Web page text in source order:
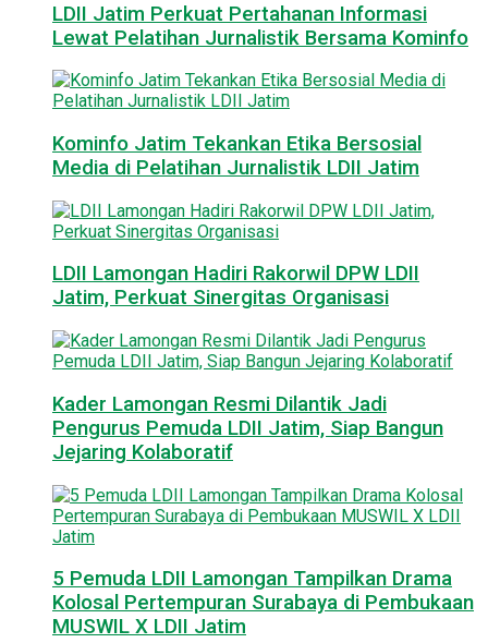
LDII Jatim Perkuat Pertahanan Informasi
Lewat Pelatihan Jurnalistik Bersama Kominfo
Kominfo Jatim Tekankan Etika Bersosial
Media di Pelatihan Jurnalistik LDII Jatim
LDII Lamongan Hadiri Rakorwil DPW LDII
Jatim, Perkuat Sinergitas Organisasi
Kader Lamongan Resmi Dilantik Jadi
Pengurus Pemuda LDII Jatim, Siap Bangun
Jejaring Kolaboratif
5 Pemuda LDII Lamongan Tampilkan Drama
Kolosal Pertempuran Surabaya di Pembukaan
MUSWIL X LDII Jatim